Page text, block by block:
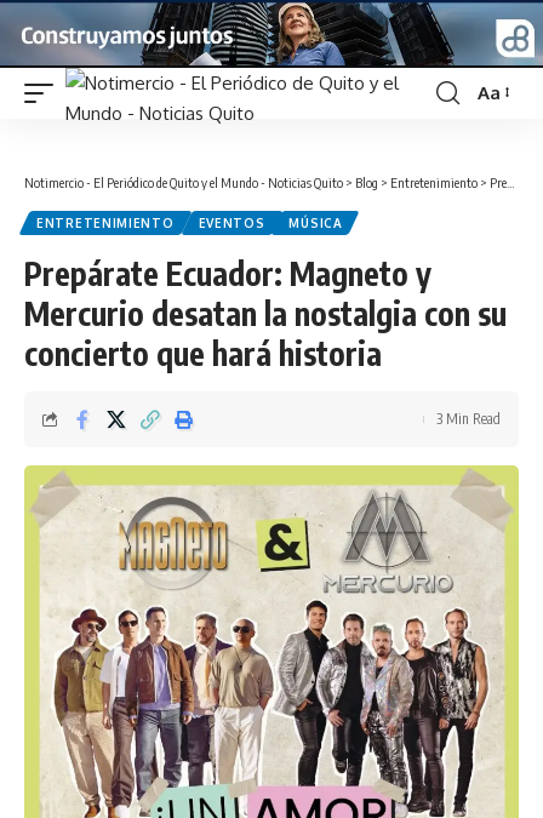
Font
Aa
Notimercio - El Periódico de Quito y el Mundo - Noticias Quito > Blog > Entretenimiento > Prepárate Ecuador: Magneto y Mercurio desatan la nostalgia con su concierto que hará historia
ENTRETENIMIENTO EVENTOS MÚSICA
Prepárate Ecuador: Magneto y
Mercurio desatan la nostalgia con su
concierto que hará historia
3 Min Read